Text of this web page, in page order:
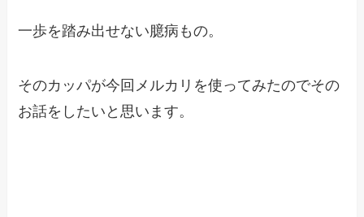
一歩を踏み出せない臆病もの。
そのカッパが今回メルカリを使ってみたのでその
お話をしたいと思います。